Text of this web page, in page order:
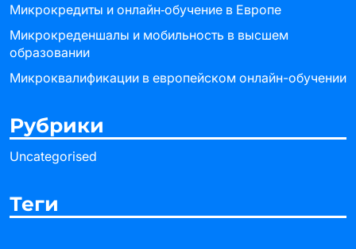
Микрокредиты и онлайн‑обучение в Европе
Микрокреденшалы и мобильность в высшем
образовании
Микроквалификации в европейском онлайн-обучении
Рубрики
Uncategorised
Теги